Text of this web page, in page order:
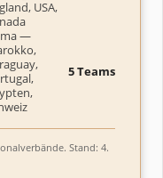
USA,
—
5 Teams
Stand: 4.